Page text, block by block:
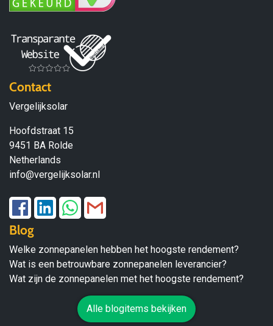
Contact
Vergelijksolar
Hoofdstraat 15
9451 BA Rolde
Netherlands
info@vergelijksolar.nl
Blog
Welke zonnepanelen hebben het hoogste rendement?
Wat is een betrouwbare zonnepanelen leverancier?
Wat zijn de zonnepanelen met het hoogste rendement?
Alle blogitems bekijken